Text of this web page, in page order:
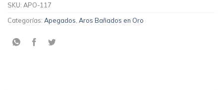
SKU: APO-117
Categorías: Apegados Aros Bañados en Oro